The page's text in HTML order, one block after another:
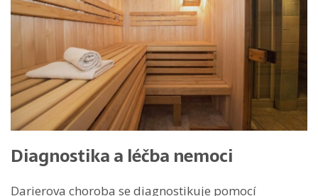
Diagnostika a léčba nemoci
Darierova choroba se diagnostikuje pomocí